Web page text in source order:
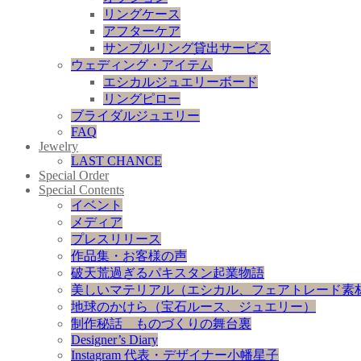
リングケース
アフターケア
サンプルリング貸出サービス
ウェディング・アイテム
エシカルジュエリーボード
リングピロー
ブライダルジュエリー
FAQ
Jewelry
LAST CHANCE
Special Order
Special Contents
イベント
メディア
プレスリリース
作品集・お客様の声
破天荒過ぎるパキスタン起業物語
美しいマテリアル（エシカル、フェアトレード素
地球のかけら（宝石ルース、ジュエリー）
制作秘話 ものづくりの舞台裏
Designer’s Diary
Instagram 代表・デザイナー小幡星子